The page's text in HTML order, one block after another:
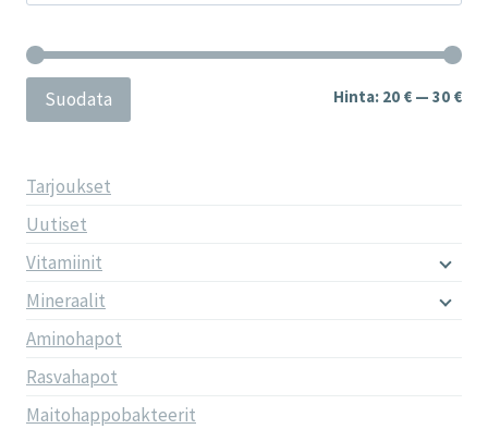
Suodata Hinta: 20 € — 30 €
Tarjoukset
Uutiset
Vitamiinit
Mineraalit
Aminohapot
Rasvahapot
Maitohappobakteerit